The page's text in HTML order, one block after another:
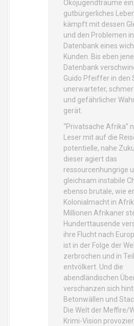
Ökojugendträume ein
gutbürgerliches
kämpft mit dessen
und den Problemen
Datenbank eines
Kunden. Bis eben jene
Datenbank
Guido Pfeiffer in den
unerwarteter,
und gefährlicher
gerät.
“Privatsache Afrika”
Leser mit auf die
potentielle, nahe
dieser agiert das
ressourcenhungrige
gleichsam instabile
ebenso brutale, wie
Kolonialmacht in
Millionen Afrikaner
Hunderttausende
ihre Flucht nach
ist in der Folge der
zerbrochen und in
entvölkert. Und die
abendländischen
verschanzen sich
Betonwällen und
Die Welt der Meffire/
Krimi-Vision